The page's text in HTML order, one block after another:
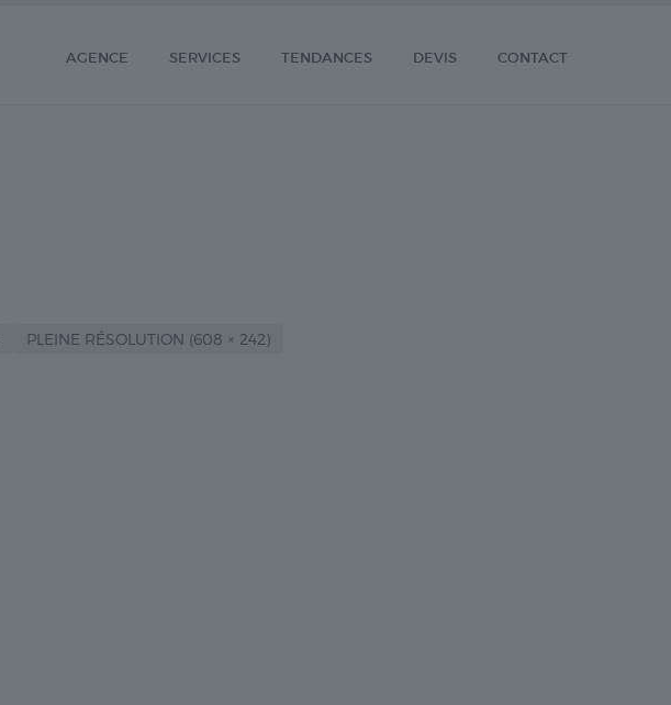
AGENCE SERVICES TENDANCES DEVIS CONTACT
PLEINE RÉSOLUTION (608 × 242)